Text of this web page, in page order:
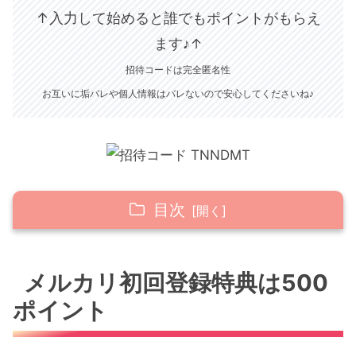
↑入力して始めると誰でもポイントがもらえ
ます♪ ↑
招待コードは完全匿名性
お互いに垢バレや個人情報はバレないので安心してくださいね♪
目次
500ポイントでできること
他のキャンペーンやクーポンとの関係
メルカリ初回登録特典は500
ポイント